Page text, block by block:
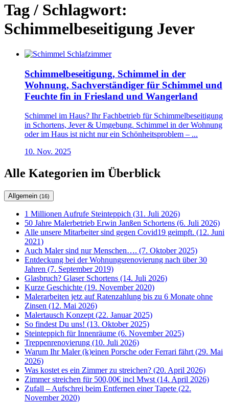
Tag / Schlagwort:
Schimmelbeseitigung Jever
Schimmelbeseitigung, Schimmel in der
Wohnung, Sachverständiger für Schimmel und
Feuchte fin in Friesland und Wangerland
Schimmel im Haus? Ihr Fachbetrieb für Schimmelbeseitigung
in Schortens, Jever & Umgebung. Schimmel in der Wohnung
oder im Haus ist nicht nur ein Schönheitsproblem – ...
10. Nov. 2025
Alle Kategorien im Überblick
Allgemein (16)
1 Millionen Aufrufe Steinteppich (31. Juli 2026)
50 Jahre Malerbetrieb Erwin Janßen Schortens (6. Juli 2026)
Alle unsere Mitarbeiter sind gegen Covid19 geimpft. (12. Juni
2021)
Auch Maler sind nur Menschen…. (7. Oktober 2025)
Entdeckung bei der Wohnungsrenovierung nach über 30
Jahren (7. September 2019)
Glasbruch? Glaser Schortens (14. Juli 2026)
Kurze Geschichte (19. November 2020)
Malerarbeiten jetz auf Ratenzahlung bis zu 6 Monate ohne
Zinsen (12. Mai 2026)
Malertausch Konzept (22. Januar 2025)
So findest Du uns! (13. Oktober 2025)
Steinteppich für Innenräume (6. November 2025)
Treppenrenovierung (10. Juli 2026)
Warum Ihr Maler (k)einen Porsche oder Ferrari fährt (29. Mai
2026)
Was kostet es ein Zimmer zu streichen? (20. April 2026)
Zimmer streichen für 500,00€ incl Mwst (14. April 2026)
Zufall – Aufschrei beim Entfernen einer Tapete (22.
November 2020)